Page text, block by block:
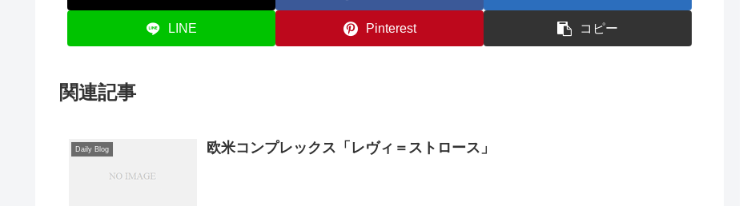
LINE Pinterest コピー
関連記事
Daily Blog 欧米コンプレックス「レヴィ＝ストロース」